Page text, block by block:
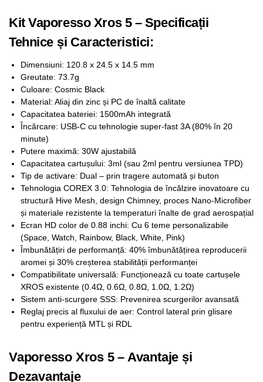
Kit Vaporesso Xros 5 – Specificații
Tehnice și Caracteristici:
Dimensiuni: 120.8 x 24.5 x 14.5 mm
Greutate: 73.7g
Culoare: Cosmic Black
Material: Aliaj din zinc și PC de înaltă calitate
Capacitatea bateriei: 1500mAh integrată
Încărcare: USB-C cu tehnologie super-fast 3A (80% în 20
minute)
Putere maximă: 30W ajustabilă
Capacitatea cartușului: 3ml (sau 2ml pentru versiunea TPD)
Tip de activare: Dual – prin tragere automată și buton
Tehnologia COREX 3.0: Tehnologia de încălzire inovatoare cu
structură Hive Mesh, design Chimney, proces Nano-Microfiber
și materiale rezistente la temperaturi înalte de grad aerospațial
Ecran HD color de 0.88 inchi: Cu 6 teme personalizabile
(Space, Watch, Rainbow, Black, White, Pink)
Îmbunătățiri de performanță: 40% îmbunătățirea reproducerii
aromei și 30% creșterea stabilității performanței
Compatibilitate universală: Funcționează cu toate cartușele
XROS existente (0.4Ω, 0.6Ω, 0.8Ω, 1.0Ω, 1.2Ω)
Sistem anti-scurgere SSS: Prevenirea scurgerilor avansată
Reglaj precis al fluxului de aer: Control lateral prin glisare
pentru experiență MTL și RDL
Vaporesso Xros 5 – Avantaje și
Dezavantaje